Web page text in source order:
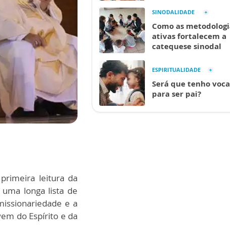
leitura da
longa lista de
e a
do Espírito e da
SINODALIDADE
Como as
ativas fortalecem a
catequese sinodal
ESPIRITUALIDADE
Será que tenho
para ser pai?